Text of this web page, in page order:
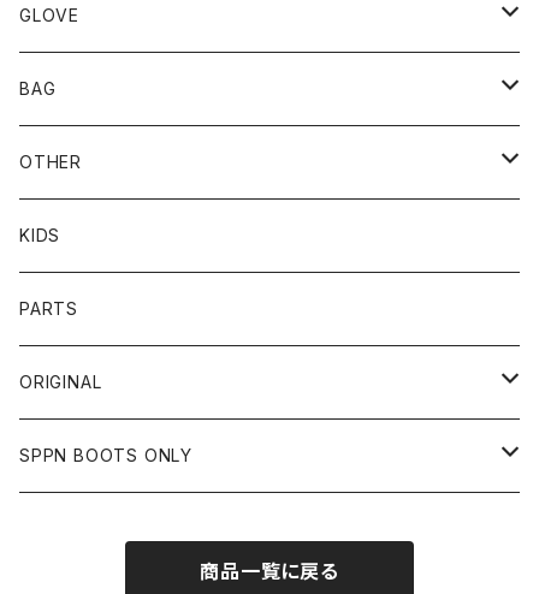
TOPS
BOTTOMS
UNCROWD
SHADE
TOPS
CYCLE ZOMBIES
TOPS
CAP
SCHOTT
OTHER
SHIRTS
VANSON
OTHER
SHIRTS
TOYS McCOY
OTHER
TOPS
VIN&AGE
WEAR
HARLEY DAVIDSON
BUCO
SHOEI
DIN MARKET
72JAM
リード工業
GLOVE
MECHANIX WEAR
JRP
CHURCHILL
NAPA
DIN MARKET
BAG
DEGNER
ROUGH TAIL
DIN MARKET
STREAM TRAIL
BAG
OTHER
LEUS
HTC
SLOW WEAR LION
STANCE
KIDS
PARTS
ORIGINAL
TOPS
SPPN BOOTS ONLY
商品一覧に戻る